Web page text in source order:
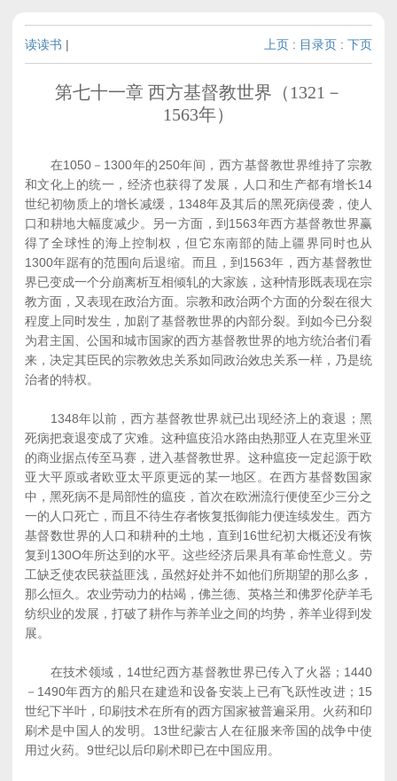
读读书 | 上页 : 目录页 : 下页
第七十一章 西方基督教世界（1321－
1563年）
在1050－1300年的250年间，西方基督教世界维持了宗教
和文化上的统一，经济也获得了发展，人口和生产都有增长14
世纪初物质上的增长减缓，1348年及其后的黑死病侵袭，使人
口和耕地大幅度减少。另一方面，到1563年西方基督教世界赢
得了全球性的海上控制权，但它东南部的陆上疆界同时也从
1300年踞有的范围向后退缩。而且，到1563年，西方基督教世
界已变成一个分崩离析互相倾轧的大家族，这种情形既表现在宗
教方面，又表现在政治方面。宗教和政治两个方面的分裂在很大
程度上同时发生，加剧了基督教世界的内部分裂。到如今已分裂
为君主国、公国和城市国家的西方基督教世界的地方统治者们看
来，决定其臣民的宗教效忠关系如同政治效忠关系一样，乃是统
治者的特权。
1348年以前，西方基督教世界就已出现经济上的衰退；黑
死病把衰退变成了灾难。这种瘟疫沿水路由热那亚人在克里米亚
的商业据点传至马赛，进入基督教世界。这种瘟疫一定起源于欧
亚大平原或者欧亚太平原更远的某一地区。在西方基督数国家
中，黑死病不是局部性的瘟疫，首次在欧洲流行便使至少三分之
一的人口死亡，而且不待生存者恢复抵御能力便连续发生。西方
基督数世界的人口和耕种的土地，直到16世纪初大概还没有恢
复到130O年所达到的水平。这些经济后果具有革命性意义。劳
工缺乏使农民获益匪浅，虽然好处并不如他们所期望的那么多，
那么恒久。农业劳动力的枯竭，佛兰德、英格兰和佛罗伦萨羊毛
纺织业的发展，打破了耕作与养羊业之间的均势，养羊业得到发
展。
在技术领域，14世纪西方基督教世界已传入了火器；1440
－1490年西方的船只在建造和设备安装上已有飞跃性改进；15
世纪下半叶，印刷技术在所有的西方国家被普遍采用。火药和印
刷术是中国人的发明。13世纪蒙古人在征服来帝国的战争中使
用过火药。9世纪以后印刷术即已在中国应用。